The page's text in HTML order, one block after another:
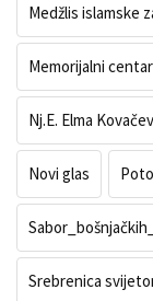
Medžlis islamske
Memorijalni
Nj.E. Elma
Novi glas
Srebrenica